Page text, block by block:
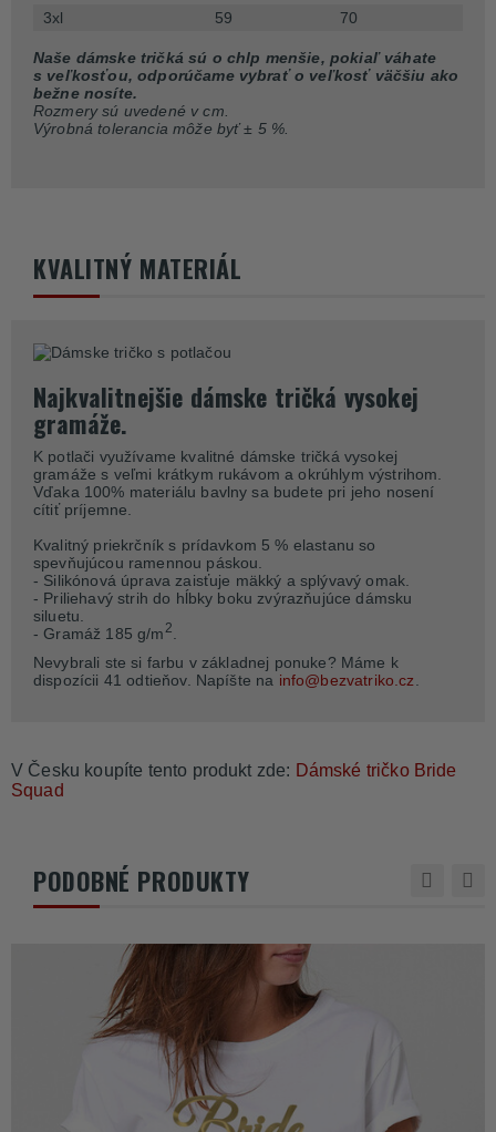
3xl
59 70
Naše dámske tričká sú o chlp menšie, pokiaľ váhate
s veľkosťou, odporúčame vybrať o veľkosť väčšiu ako
bežne nosíte.
Rozmery sú uvedené v cm.
Výrobná tolerancia môže byť ± 5 %.
KVALITNÝ MATERIÁL
Najkvalitnejšie dámske tričká vysokej
gramáže.
K potlači využívame kvalitné dámske tričká vysokej
gramáže s veľmi krátkym rukávom a okrúhlym výstrihom.
Vďaka 100% materiálu bavlny sa budete pri jeho nosení
cítiť príjemne.
Kvalitný priekrčník s prídavkom 5 % elastanu so
spevňujúcou ramennou páskou.
- Silikónová úprava zaisťuje mäkký a splývavý omak.
- Priliehavý strih do hĺbky boku zvýrazňujúce dámsku
siluetu.
- Gramáž 185 g/m2
Nevybrali ste si farbu v základnej ponuke? Máme k
dispozícii 41 odtieňov. Napíšte na info@bezvatriko.cz
V Česku koupíte tento produkt zde: Dámské tričko Bride
Squad
PODOBNÉ PRODUKTY